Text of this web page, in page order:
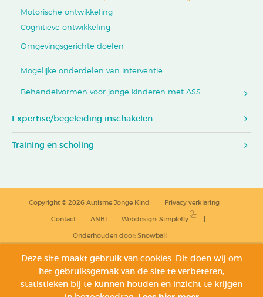
Motorische ontwikkeling
Cognitieve ontwikkeling
Omgevingsgerichte doelen
Mogelijke onderdelen van interventie
Behandelvormen voor jonge kinderen met ASS
Expertise/begeleiding inschakelen
Training en scholing
Copyright © 2026 Autisme Jonge Kind Privacy verklaring
Contact ANBI Webdesign: Simplefly
Onderhouden door: Snowball
Deze site maakt gebruik van cookies. Dit doen wij om
het gebruiksgemak van de site te verbeteren,
statistieken bij te kunnen houden en inzicht te krijgen